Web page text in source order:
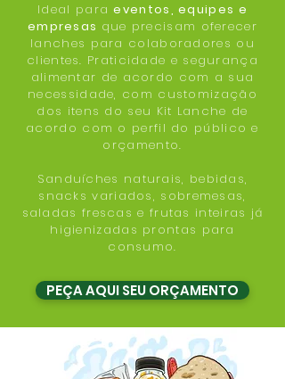
​Ideal paraeventos, equipes e
empresas que precisam oferecer
lanches para colaboradores ou
clientes. Praticidade e segurança
alimentar de acordo com a sua
necessidade, com customização
dos itens do seu Kit Lanche de
acordo com o perfil do público e
orçamento.
​​Sanduíches naturais, bebidas,
snacks variados, sobremesas,
saladas frescas e frutas inteiras já
higienizadas prontas para
consumo.
PEÇA AQUI SEU ORÇAMENTO